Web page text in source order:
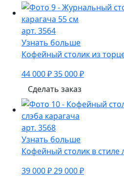
арт. 3564
Узнать больше
Кофейный столик из
44 000 ₽35 000 ₽
Сделать заказ
арт. 3568
Узнать больше
Кофейный столик в стиле
39 000 ₽29 000 ₽